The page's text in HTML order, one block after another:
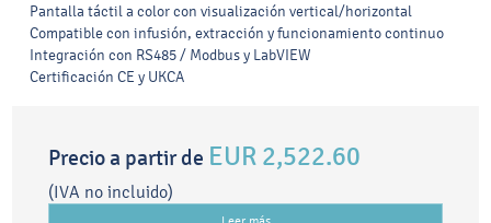
Pantalla táctil a color con visualización vertical/horizontal
Compatible con infusión, extracción y funcionamiento continuo
Integración con RS485 / Modbus y LabVIEW
Certificación CE y UKCA
Precio a partir de EUR 2,522.60
(IVA no incluido)